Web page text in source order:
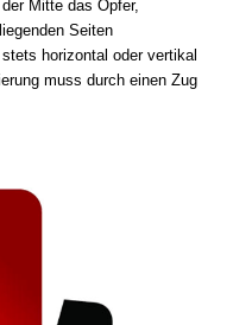
Mitte das Opfer,
Seiten
horizontal oder vertikal
muss durch einen Zug